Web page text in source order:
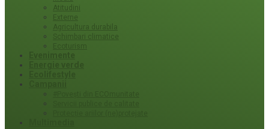
Atitudini
Externe
Agricultura durabila
Schimbari climatice
Ecoturism